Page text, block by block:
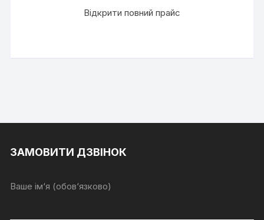
Відкрити повний прайс
ЗАМОВИТИ ДЗВІНОК
Ваше ім‘я (обов‘язково)